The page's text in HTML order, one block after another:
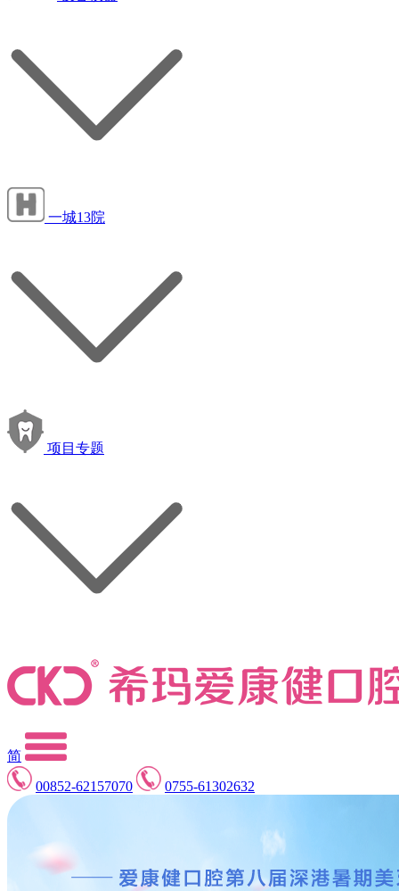
一城13院
项目专题
简
00852-62157070
0755-61302632